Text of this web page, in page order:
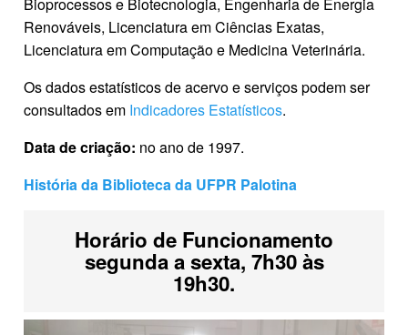
Renováveis, Licenciatura em Ciências Exatas,
Licenciatura em Computação e Medicina Veterinária.
Os dados estatísticos de acervo e serviços podem ser
consultados em Indicadores Estatísticos.
Data de criação: no ano de 1997.
História da Biblioteca da UFPR Palotina
Horário de Funcionamento
segunda a sexta, 7h30 às
19h30.